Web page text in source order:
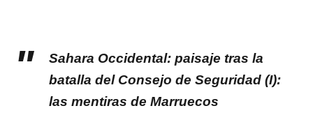
Sahara Occidental: paisaje tras la
batalla del Consejo de Seguridad (I):
las mentiras de Marruecos